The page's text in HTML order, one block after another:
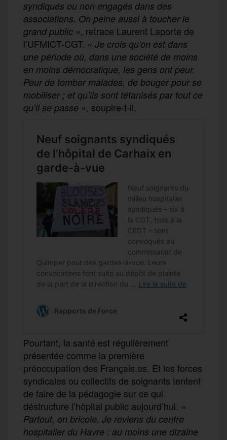
syndiqués ou non engagés dans des
associations. On peine aussi à toucher le
grand public », retrace Laurent Laporte de
l’UFMICT-CGT. « Je crois qu’on est dans
une période où, dans une société de moins
en moins démocratique, les gens ont peur.
Peur de tomber malades, de bouger pour se
mobiliser ; et qu’ils sont tétanisés par tout ce
qu’il se passe », soupire-t-il.
Pourtant, la santé est régulièrement
présentée comme la première
préoccupation des Français.es. Et les forces
syndicales ou collectifs de soignants tentent
de faire de la pédagogie sur ce qui
déstructure l’hôpital public aujourd’hui. «
Partout, on bricole. Je reviens du centre
hospitalier du Havre : au moins une dizaine